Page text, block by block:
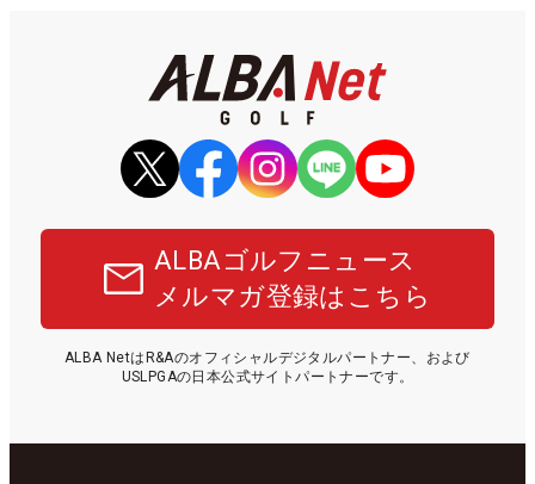
ALBAゴルフニュース
メルマガ登録はこちら
ALBA NetはR&Aのオフィシャルデジタルパートナー、および
USLPGAの日本公式サイトパートナーです。